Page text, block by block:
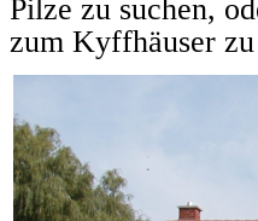
Pilze zu suchen,
zum Kyffhäuser